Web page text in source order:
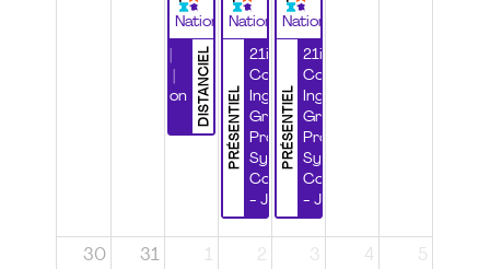
National
DISTANCIEL
Certification
National
PRÉSENTIEL
21ième
Congrès
Ingénierie
Grands
Projets et
Systèmes
Complexes
- Jour 1
National
PRÉSENTIEL
21ième
Congrès
Ingénierie
Grands
Projets et
Systèmes
Complexes
- Jour 2
30 31 1 2 3 4 5